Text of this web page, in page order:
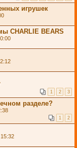
игрушек
CHARLIE BEARS
1 2 3
разделе?
1 2